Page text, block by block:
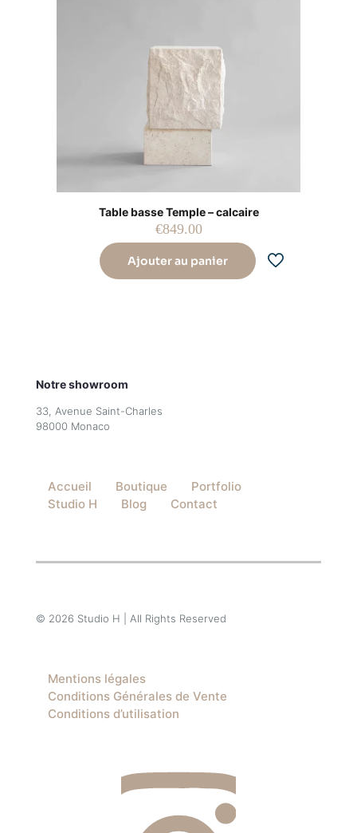
Table basse Temple – calcaire
€849.00
Ajouter au panier
Notre showroom
33, Avenue Saint-Charles
98000 Monaco
Accueil Boutique
Portfolio
Studio H
Blog Contact
© 2026 Studio H | All Rights Reserved
Mentions légales
Conditions Générales de Vente
Conditions d’utilisation